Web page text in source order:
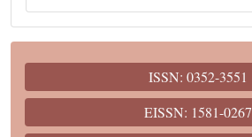
ISSN: 0352-3551
EISSN: 1581-0267